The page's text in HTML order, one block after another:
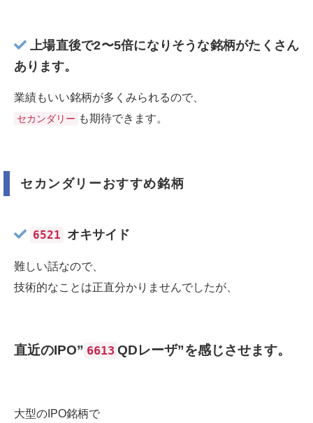
上場直後で2〜5倍になりそうな銘柄がたくさん
あります。
業績もいい銘柄が多くみられるので、
セカンダリー も期待できます。
セカンダリーおすすめ銘柄
6521 オキサイド
難しい話なので、
技術的なことは正直分かりませんでしたが、
直近のIPO” 6613 QDレーザ”を感じさせます。
大型のIPO銘柄で